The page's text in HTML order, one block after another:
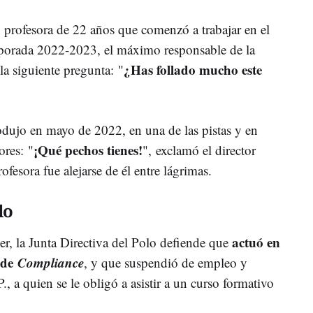
de 22 años que comenzó a trabajar en el
2022-2023, el máximo responsable de la
siguiente pregunta: "¿Has follado mucho este
en mayo de 2022, en una de las pistas y en
"¡Qué pechos tienes!", exclamó el director
fue alejarse de él entre lágrimas.
la Junta Directiva del Polo defiende que actuó en
Compliance, y que suspendió de empleo y
a quien se le obligó a asistir a un curso formativo